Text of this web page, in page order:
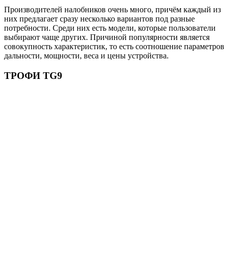
Производителей налобников очень много, причём каждый из
них предлагает сразу несколько вариантов под разные
потребности. Среди них есть модели, которые пользователи
выбирают чаще других. Причиной популярности является
совокупность характеристик, то есть соотношение параметров
дальности, мощности, веса и цены устройства.
ТРОФИ TG9